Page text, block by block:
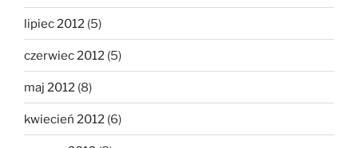
lipiec 2012 (5)
czerwiec 2012 (5)
maj 2012 (8)
kwiecień 2012 (6)